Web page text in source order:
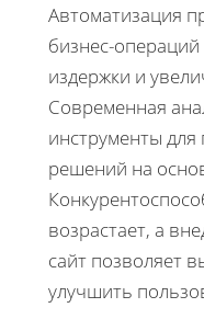
Автоматизация
бизнес-
издержки и
Современная
инструменты
решений на
возрастает, а
сайт позволяет
улучшить